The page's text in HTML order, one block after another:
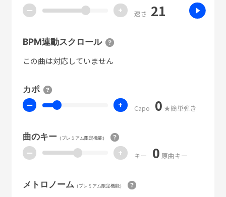
ー + 速さ 21
BPM連動スクロール
この曲は対応していません
カポ
ー + Capo 0 ★簡単弾き
曲のキー（プレミアム限定機能）
ー + キー 0 原曲キー
メトロノーム （プレミアム限定機能）